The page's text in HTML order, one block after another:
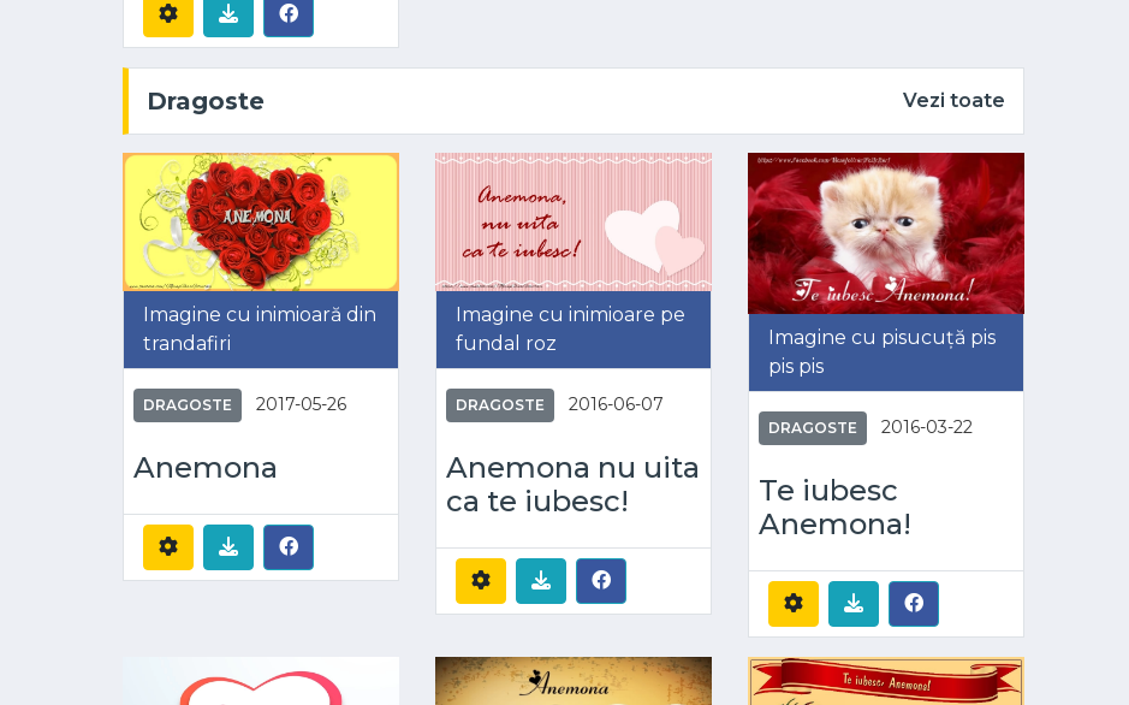
Dragoste Vezi toate
Imagine cu inimioară din
trandafiri
DRAGOSTE 2017-05-26
Anemona
Imagine cu inimioare pe
fundal roz
DRAGOSTE 2016-06-07
Anemona nu uita
ca te iubesc!
Imagine cu pisucuță pis
pis pis
DRAGOSTE 2016-03-22
Te iubesc
Anemona!